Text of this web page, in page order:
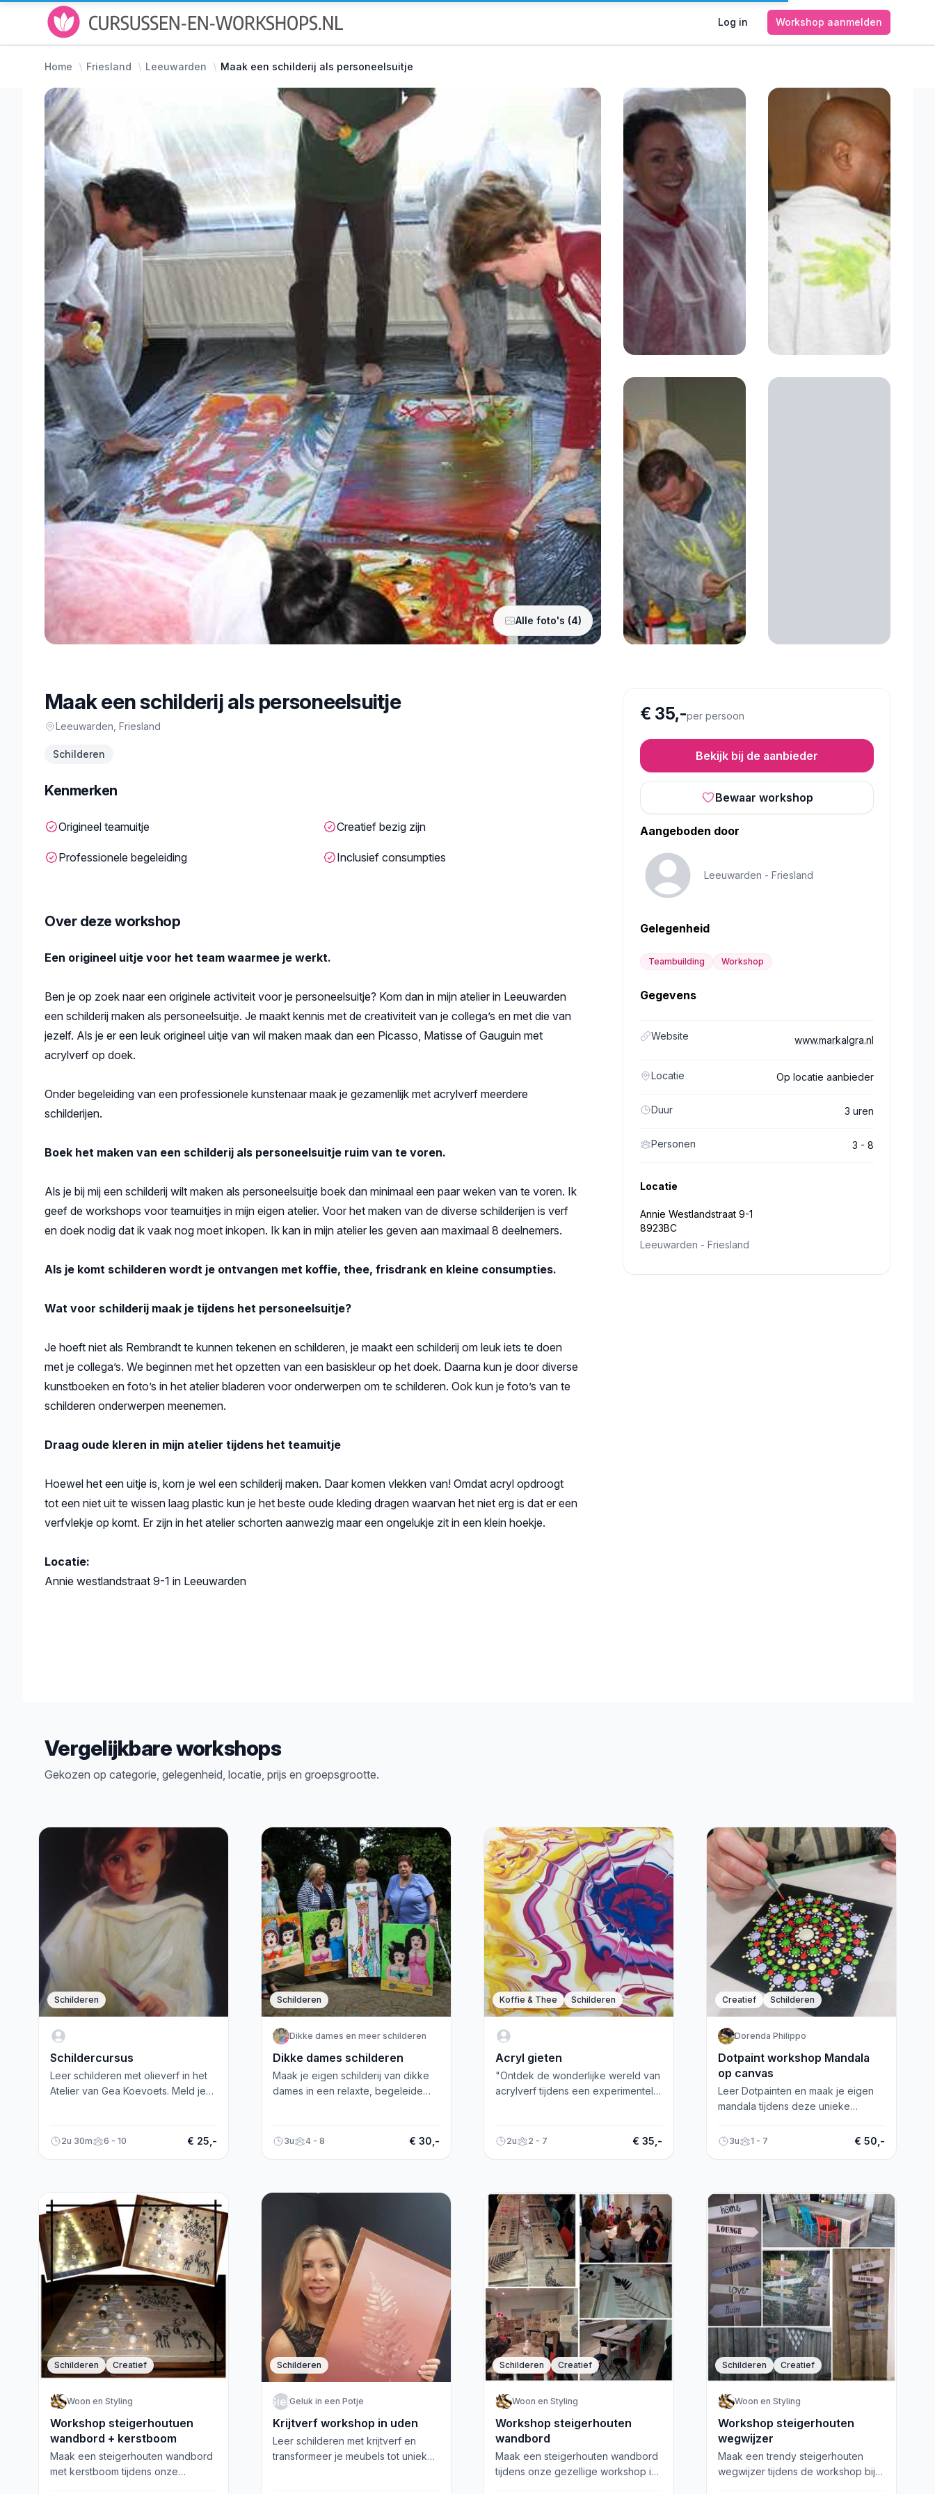
Log in Workshop aanmelden
Home Friesland Leeuwarden Maak een schilderij als personeelsuitje
Alle foto's (4)
Maak een schilderij als personeelsuitje
Leeuwarden , Friesland
Schilderen
€ 35,-per persoon
Bekijk bij de aanbieder
Bewaar workshop
Aangeboden door
Leeuwarden - Friesland
Gelegenheid
Teambuilding Workshop
Gegevens
Website www.markalgra.nl
Locatie Op locatie aanbieder
Duur 3 uren
Personen 3 - 8
Locatie
Annie Westlandstraat 9-1
8923BC
Leeuwarden - Friesland
Kenmerken
Origineel teamuitje Creatief bezig zijn
Professionele begeleiding Inclusief consumpties
Over deze workshop
Beschrijving
Een origineel uitje voor het team waarmee je werkt.
Ben je op zoek naar een originele activiteit voor je personeelsuitje? Kom dan in mijn atelier in Leeuwarden
een schilderij maken als personeelsuitje. Je maakt kennis met de creativiteit van je collega’s en met die van
jezelf. Als je er een leuk origineel uitje van wil maken maak dan een Picasso, Matisse of Gauguin met
acrylverf op doek.
Onder begeleiding van een professionele kunstenaar maak je gezamenlijk met acrylverf meerdere
schilderijen.
Boek het maken van een schilderij als personeelsuitje ruim van te voren.
Als je bij mij een schilderij wilt maken als personeelsuitje boek dan minimaal een paar weken van te voren. Ik
geef de workshops voor teamuitjes in mijn eigen atelier. Voor het maken van de diverse schilderijen is verf
en doek nodig dat ik vaak nog moet inkopen. Ik kan in mijn atelier les geven aan maximaal 8 deelnemers.
Als je komt schilderen wordt je ontvangen met koffie, thee, frisdrank en kleine consumpties.
Wat voor schilderij maak je tijdens het personeelsuitje?
Je hoeft niet als Rembrandt te kunnen tekenen en schilderen, je maakt een schilderij om leuk iets te doen
met je collega’s. We beginnen met het opzetten van een basiskleur op het doek. Daarna kun je door diverse
kunstboeken en foto’s in het atelier bladeren voor onderwerpen om te schilderen. Ook kun je foto’s van te
schilderen onderwerpen meenemen.
Draag oude kleren in mijn atelier tijdens het teamuitje
Hoewel het een uitje is, kom je wel een schilderij maken. Daar komen vlekken van! Omdat acryl opdroogt
tot een niet uit te wissen laag plastic kun je het beste oude kleding dragen waarvan het niet erg is dat er een
verfvlekje op komt. Er zijn in het atelier schorten aanwezig maar een ongelukje zit in een klein hoekje.
Locatie:
Annie westlandstraat 9-1 in Leeuwarden
Vergelijkbare workshops
Gekozen op categorie, gelegenheid, locatie, prijs en groepsgrootte.
Schilderen
Schildercursus
Leer schilderen met olieverf in het
Atelier van Gea Koevoets. Meld je
2u 30m 6 - 10 € 25,-
Schilderen
Dikke dames en meer schilderen
Dikke dames schilderen
Maak je eigen schilderij van dikke
dames in een relaxte, begeleide
3u 4 - 8 € 30,-
Koffie & Thee Schilderen
Acryl gieten
"Ontdek de wonderlijke wereld van
acrylverf tijdens een experimentele
2u 2 - 7 € 35,-
Creatief Schilderen
Dorenda Philippo
Dotpaint workshop Mandala
op canvas
Leer Dotpainten en maak je eigen
mandala tijdens deze unieke
Ervaring niet vereist!
3u 1 - 7 € 50,-
Schilderen Creatief
Woon en Styling
Workshop steigerhoutuen
wandbord + kerstboom
Maak een steigerhouten wandbord
met kerstboom tijdens onze
Schilderen
GiePGeluk in een Potje
Krijtverf workshop in uden
Leer schilderen met krijtverf en
transformeer je meubels tot unieke
Schilderen Creatief
Woon en Styling
Workshop steigerhouten
wandbord
Maak een steigerhouten wandbord
tijdens onze gezellige workshop in
Schilderen Creatief
Woon en Styling
Workshop steigerhouten
wegwijzer
Maak een trendy steigerhouten
wegwijzer tijdens de workshop bij